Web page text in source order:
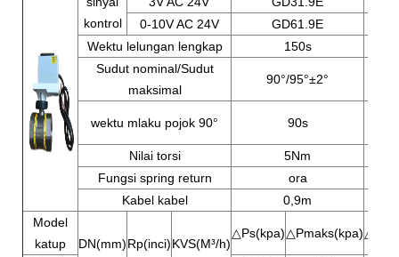
kontrol
0-10V AC 24V
GD61.9E
Wektu lelungan lengkap
150s
Sudut nominal/Sudut
maksimal
90°/95°±2°
wektu mlaku pojok 90° 90s
Nilai torsi
5Nm
Fungsi spring return
ora
Kabel kabel
0,9m
Model
katup
DN(mm)Rp(inci)KVS(M³/h)
△Ps(kpa)△Pmaks(kpa)